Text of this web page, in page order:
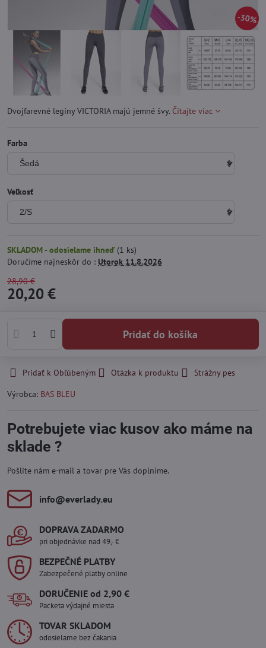
30%
Dvojfarevné legíny VICTORIA majú jemné švy. Čítajte viac
Farba
Veľkosť
SKLADOM - odosielame ihneď (1 ks)
Doručíme najneskôr do : Utorok 11.8.2026
28,90 €
20,20 €
Pridať do košíka
Pridať k Obľúbeným Otázka k produktu
Strážny pes
Výrobca: BAS BLEU
Potrebujete viac kusov ako máme na
sklade ?
Pošlite nám e-mail a tovar pre Vás doplníme.
info​@everlady​.eu
DOPRAVA ZADARMO
pri objednávke nad 49,- €
BEZPEČNÉ PLATBY
Zabezpečené platby online
DORUČENIE od 2,90 €
Packeta výdajné miesta
TOVAR SKLADOM
odosielame bez čakania